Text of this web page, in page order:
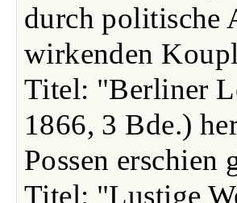
durch politische
wirkenden
Titel: "Berliner
1866, 3 Bde.)
Possen erschien
Titel: "Lustige